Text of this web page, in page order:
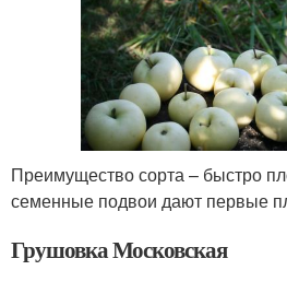
Преимущество сорта – быстро
семенные подвои дают первые
Грушовка Московская